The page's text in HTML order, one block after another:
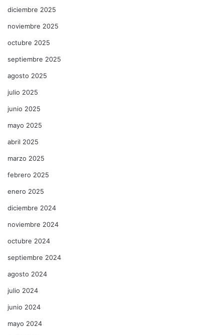
diciembre 2025
noviembre 2025
octubre 2025
septiembre 2025
agosto 2025
julio 2025
junio 2025
mayo 2025
abril 2025
marzo 2025
febrero 2025
enero 2025
diciembre 2024
noviembre 2024
octubre 2024
septiembre 2024
agosto 2024
julio 2024
junio 2024
mayo 2024